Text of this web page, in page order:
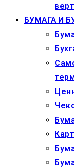
БУМАГА И